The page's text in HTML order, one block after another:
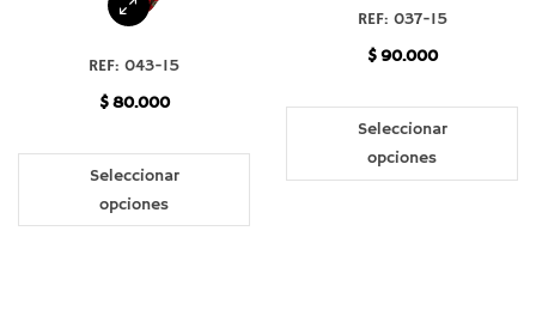
REF: 043-15
$80.000
Seleccionar
opciones
REF: 037-15
$90.000
Seleccionar
opciones